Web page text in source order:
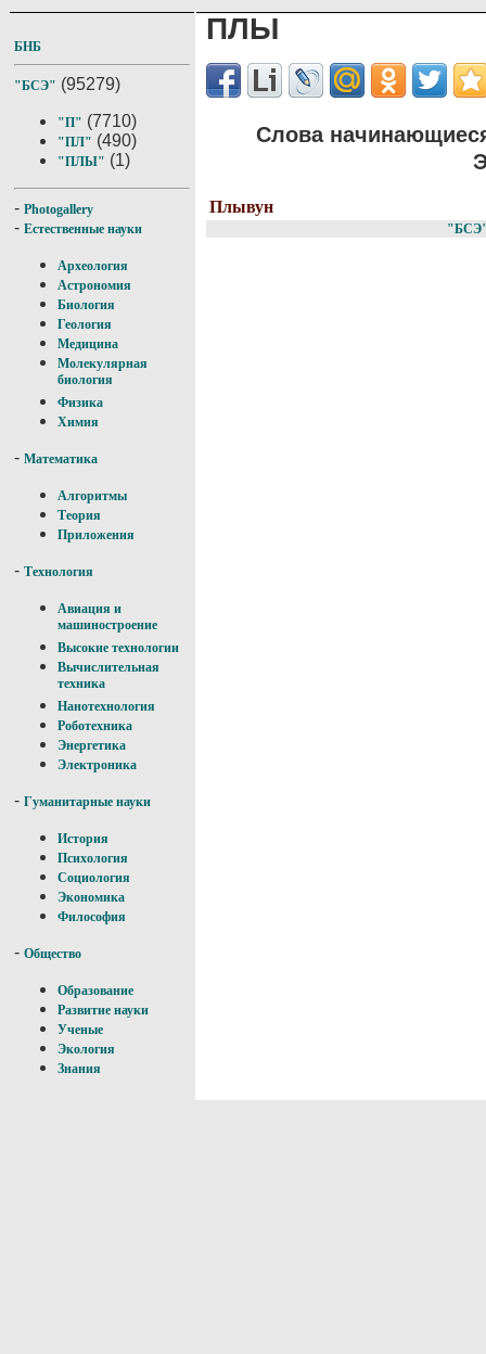
БНБ
"БСЭ" (95279)
"П" (7710)
"ПЛ" (490)
"ПЛЫ" (1)
- Photogallery
- Естественные науки
Археология
Астрономия
Биология
Геология
Медицина
Молекулярная
биология
Физика
Химия
- Математика
Алгоритмы
Теория
Приложения
- Технология
Авиация и
машиностроение
Высокие технологии
Вычислительная
техника
Нанотехнология
Роботехника
Энергетика
Электроника
- Гуманитарные науки
История
Психология
Социология
Экономика
Философия
- Общество
Образование
Развитие науки
Ученые
Экология
Знания
ПЛЫ
Слова
Плывун